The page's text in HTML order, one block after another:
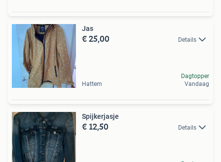
Jas
€ 25,00 Details
Hattem
Dagtopper
Vandaag
Spijkerjasje
€ 12,50 Details